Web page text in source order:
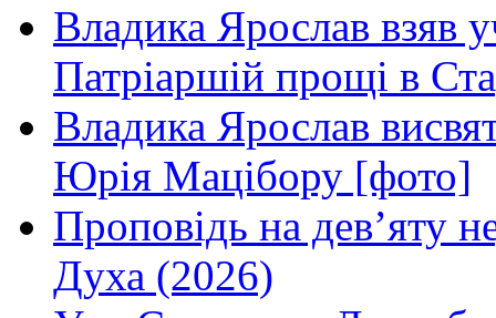
Владика Ярослав взяв
Патріаршій прощі в
Владика Ярослав
Юрія Мацібору [фото]
Проповідь на дев’яту
Духа (2026)